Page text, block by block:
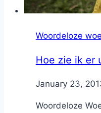
Woordeloze
Hoe zie ik er
ByNicole
January 23,
Woordeloze